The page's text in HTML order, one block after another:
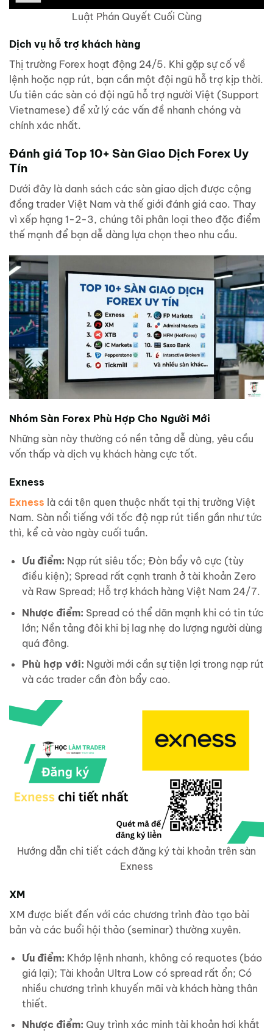
Luật Phán Quyết Cuối Cùng
Dịch vụ hỗ trợ khách hàng
Thị trường Forex hoạt động 24/5. Khi gặp sự cố về
lệnh hoặc nạp rút, bạn cần một đội ngũ hỗ trợ kịp thời.
Ưu tiên các sàn có đội ngũ hỗ trợ người Việt (Support
Vietnamese) để xử lý các vấn đề nhanh chóng và
chính xác nhất.
Đánh giá Top 10+ Sàn Giao Dịch Forex Uy
Tín
Dưới đây là danh sách các sàn giao dịch được cộng
đồng trader Việt Nam và thế giới đánh giá cao. Thay
vì xếp hạng 1-2-3, chúng tôi phân loại theo đặc điểm
thế mạnh để bạn dễ dàng lựa chọn theo nhu cầu.
Nhóm Sàn Forex Phù Hợp Cho Người Mới
Những sàn này thường có nền tảng dễ dùng, yêu cầu
vốn thấp và dịch vụ khách hàng cực tốt.
Exness
Exness là cái tên quen thuộc nhất tại thị trường Việt
Nam. Sàn nổi tiếng với tốc độ nạp rút tiền gần như tức
thì, kể cả vào ngày cuối tuần.
Ưu điểm: Nạp rút siêu tốc; Đòn bẩy vô cực (tùy
điều kiện); Spread rất cạnh tranh ở tài khoản Zero
và Raw Spread; Hỗ trợ khách hàng Việt Nam 24/7.
Nhược điểm: Spread có thể dãn mạnh khi có tin tức
lớn; Nền tảng đôi khi bị lag nhẹ do lượng người dùng
quá đông.
Phù hợp với: Người mới cần sự tiện lợi trong nạp rút
và các trader cần đòn bẩy cao.
Hướng dẫn chi tiết cách đăng ký tài khoản trên sàn
Exness
XM
XM được biết đến với các chương trình đào tạo bài
bản và các buổi hội thảo (seminar) thường xuyên.
Ưu điểm: Khớp lệnh nhanh, không có requotes (báo
giá lại); Tài khoản Ultra Low có spread rất ổn; Có
nhiều chương trình khuyến mãi và khách hàng thân
thiết.
Nhược điểm: Quy trình xác minh tài khoản hơi khắt